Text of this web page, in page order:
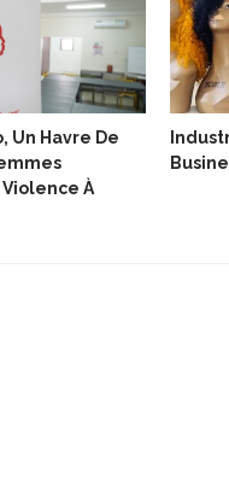
Un Havre De
À